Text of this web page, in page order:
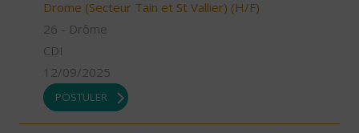
Drome (Secteur Tain et St Vallier) (H/F)
26 - Drôme
CDI
12/09/2025
POSTULER